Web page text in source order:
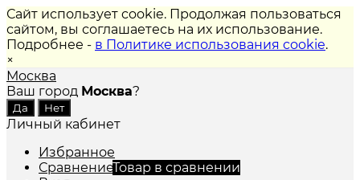
Сайт использует cookie. Продолжая пользоваться
сайтом, вы соглашаетесь на их использование.
Подробнее - в Политике использования cookie.
×
Москва
Ваш город Москва?
Личный кабинет
Избранное
СравнениеТовар в сравнении